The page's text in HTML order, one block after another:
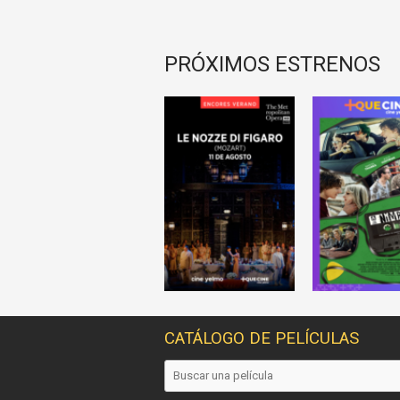
PRÓXIMOS ESTRENOS
CATÁLOGO DE PELÍCULAS